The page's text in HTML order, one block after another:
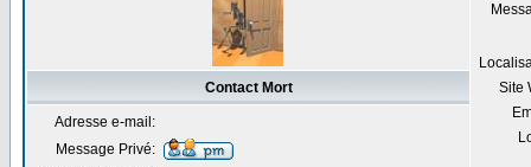
Site
Contact Mort
Adresse e-mail:
Message Privé: